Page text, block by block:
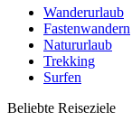
Wanderurlaub
Fastenwandern
Natururlaub
Trekking
Surfen
Beliebte Reiseziele